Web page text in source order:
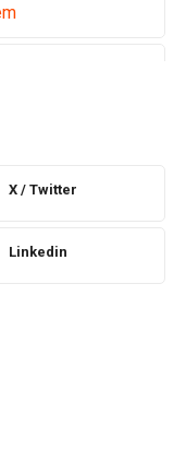
ve Taşımacılık
X / Twitter
Linkedin